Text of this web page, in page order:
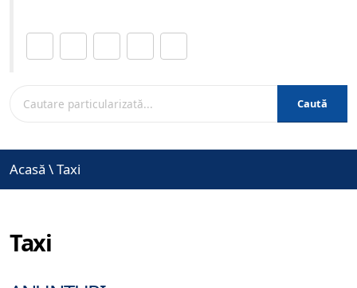
Caută
Acasă \Taxi
Taxi